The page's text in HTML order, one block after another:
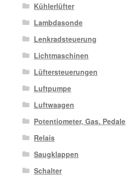
Kühlerlüfter
Lambdasonde
Lenkradsteuerung
Lichtmaschinen
Lüftersteuerungen
Luftpumpe
Luftwaagen
Potentiometer, Gas. Pedale
Relais
Saugklappen
Schalter